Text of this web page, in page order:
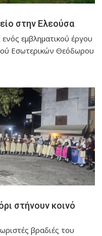
στην Ελεούσα
εμβληματικού έργου
Εσωτερικών Θεόδωρου
στήνουν κοινό
βραδιές του